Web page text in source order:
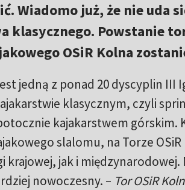
Wiadomo już, że nie uda
klasycznego. Powstanie
OSiR Kolna
jedną z ponad 20 dyscyplin
klasycznym, czyli
kajakarstwem górskim.
slalomu, na Torze
krajowej, jak i
nowoczesny. – Tor OSiR